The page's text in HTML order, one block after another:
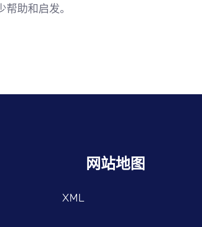
助和启发。
网站地图
XML